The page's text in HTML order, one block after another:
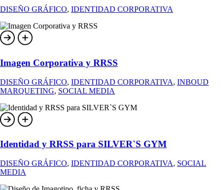
DISEÑO GRÁFICO, IDENTIDAD CORPORATIVA
Imagen Corporativa y RRSS
DISEÑO GRÁFICO, IDENTIDAD CORPORATIVA, INBOUD
MARQUETING, SOCIAL MEDIA
Identidad y RRSS para SILVER`S GYM
DISEÑO GRÁFICO, IDENTIDAD CORPORATIVA, SOCIAL
MEDIA